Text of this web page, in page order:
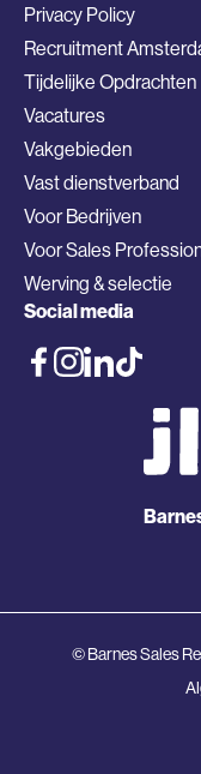
Privacy Policy
Recruitment
Tijdelijke Opdrachten
Vacatures
Vakgebieden
Vast dienstverband
Voor Bedrijven
Voor Sales
Werving & selectie
Social media
© Barnes Sales